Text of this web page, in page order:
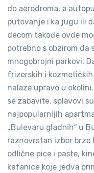
do aerodroma, a
putovanje i ka jugu ili
decom takođe ovde
potrebno s obzirom da
mnogobrojni parkovi.
frizerskih i kozmetičkih
nalaze upravo u
se zabavite, splavovi
najpopularnijih
„Bulevaru gladnih“ u
raznovrstan izbor brze
odlične pice i paste,
kafanice koje jedva